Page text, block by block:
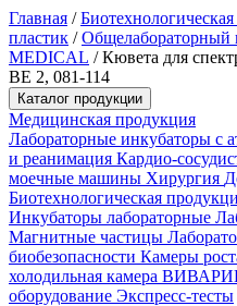
Главная /
пластик /Общелабораторный
MEDICAL /Кювета для
BE 2, 081-114
Каталог продукции
Медицинская продукция
Лабораторные инкубаторы с
и реанимация Кардио-
моечные машины Хирургия
Биотехнологическая
Инкубаторы лабораторные
Магнитные частицы
биобезопасности Камеры
холодильная камера
оборудование Экспресс-тесты